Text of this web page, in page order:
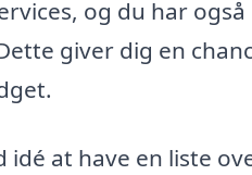
og du har også
giver dig en
at have en liste